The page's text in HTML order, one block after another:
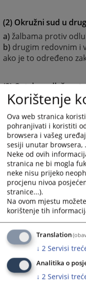
(2) Okružni sud u
a)žalbama protiv
b) drugim redovnim i
ako je to određeno
(3) Ostala nadležnost
rješava o sukobu
osnovnih sudova sa
zakonom,
b)odlučuje o prenosu
osnovnog suda na
području,
v)odlučuje o brisanju
bezbjednosti i
sudske odluke,
g)postupa po
zakonom,
d)rješava o priznanju
trgovačkih sudova i
pruža
predmetima i
e)vrši druge poslove
Korištenje
Ova web stranica
pohranjivati i koristiti
browsera i vašeg
sesiji unutar browsera,
Neke od ovih
stranica ne bi mogla
neke nisu prijeko
procjenu nivoa
stranice...).
Na ovom mjestu
korištenje tih
Translation
↓ 2 Servisi
Analitika o
↓ 2 Servisi